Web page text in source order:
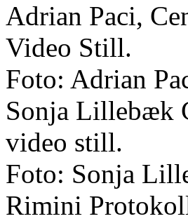
Adrian Paci,
Video Still.
Foto: Adrian
Sonja Lillebæk
video still.
Foto: Sonja
Rimini